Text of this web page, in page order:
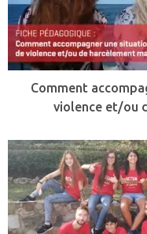
Comment
violence et/ou